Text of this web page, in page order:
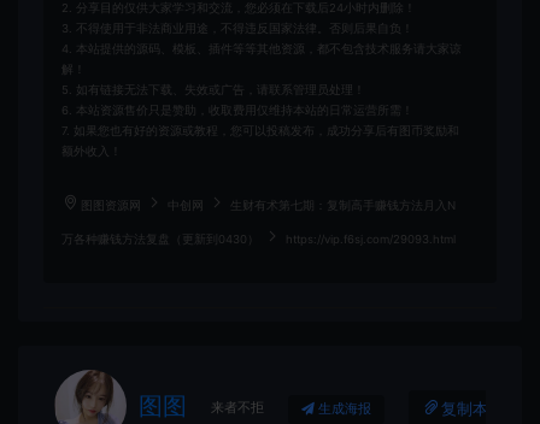
2. 分享目的仅供大家学习和交流，您必须在下载后24小时内删除！
3. 不得使用于非法商业用途，不得违反国家法律。否则后果自负！
4. 本站提供的源码、模板、插件等等其他资源，都不包含技术服务请大家谅
解！
5. 如有链接无法下载、失效或广告，请联系管理员处理！
6. 本站资源售价只是赞助，收取费用仅维持本站的日常运营所需！
7. 如果您也有好的资源或教程，您可以投稿发布，成功分享后有图币奖励和
额外收入！
图图资源网 中创网 生财有术第七期：复制高手赚钱方法月入N
万各种赚钱方法复盘（更新到0430） https://vip.f6sj.com/29093.html
图图 来者不拒 生成海报 复制本文链接